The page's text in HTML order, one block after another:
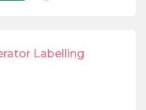
Labelling